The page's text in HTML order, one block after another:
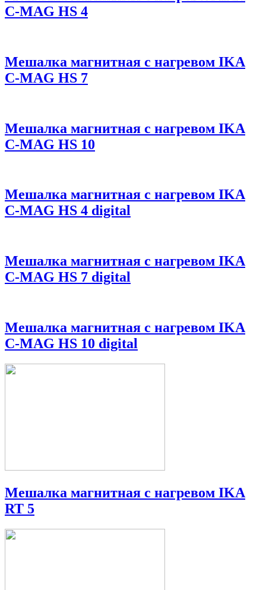
C-MAG HS 4
Мешалка магнитная с нагревом IKA
C-MAG HS 7
Мешалка магнитная с нагревом IKA
C-MAG HS 10
Мешалка магнитная с нагревом IKA
C-MAG HS 4 digital
Мешалка магнитная с нагревом IKA
C-MAG HS 7 digital
Мешалка магнитная с нагревом IKA
C-MAG HS 10 digital
Мешалка магнитная с нагревом IKA
RT 5